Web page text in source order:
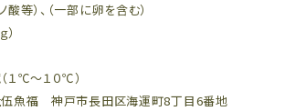
等）、（一部に卵を含む）
１℃～１０℃）
魚福 神戸市長田区海運町8丁目6番地